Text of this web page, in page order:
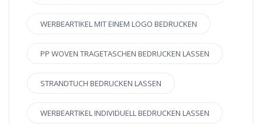
WERBEARTIKEL MIT EINEM LOGO BEDRUCKEN
PP WOVEN TRAGETASCHEN BEDRUCKEN LASSEN
STRANDTUCH BEDRUCKEN LASSEN
WERBEARTIKEL INDIVIDUELL BEDRUCKEN LASSEN